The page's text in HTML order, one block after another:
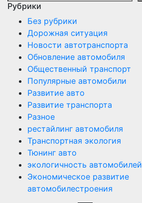
Рубрики
Без рубрики
Дорожная ситуация
Новости автотранспорта
Обновление автомобиля
Общественный транспорт
Популярные автомобили
Развитие авто
Развитие транспорта
Разное
рестайлинг автомобиля
Транспортная экология
Тюнинг авто
экологичность автомобилей
Экономическое развитие
автомобилестроения